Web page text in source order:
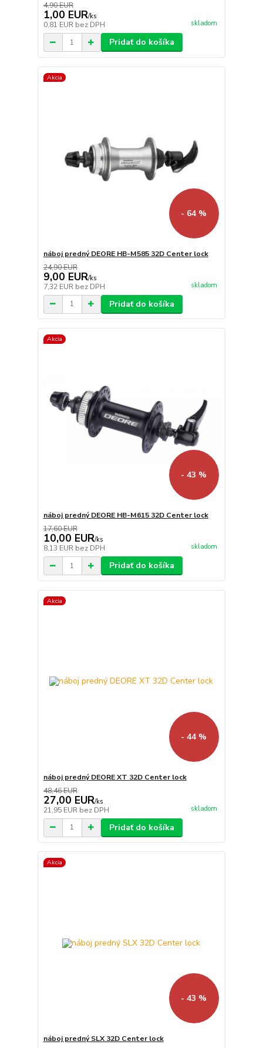
4,90 EUR
1,00 EUR/ks
0,81 EUR bez DPH skladom
Pridať do košíka
Akcia
- 64 %
náboj predný DEORE HB-M585 32D Center lock
24,90 EUR
9,00 EUR/ks
7,32 EUR bez DPH skladom
Pridať do košíka
Akcia
- 43 %
náboj predný DEORE HB-M615 32D Center lock
17,60 EUR
10,00 EUR/ks
8,13 EUR bez DPH skladom
Pridať do košíka
Akcia
- 44 %
náboj predný DEORE XT 32D Center lock
48,46 EUR
27,00 EUR/ks
21,95 EUR bez DPH skladom
Pridať do košíka
Akcia
- 43 %
náboj predný SLX 32D Center lock